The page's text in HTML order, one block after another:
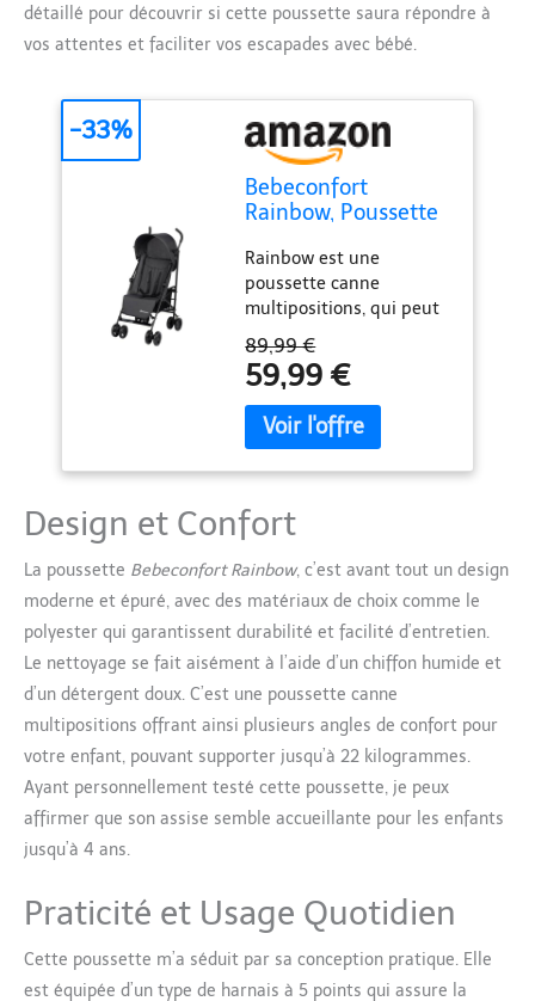
détaillé pour découvrir si cette poussette saura répondre à
vos attentes et faciliter vos escapades avec bébé.
Bebeconfort
Rainbow, Poussette
Multipositions,
Poussette compacte
et Légère, de 6 mois
à 4 ans, jusqu'à 22
kg, Mineral Graphite
(gris)
Rainbow est une
poussette canne
multipositions, qui peut
être utilisée de 6 mois à
4 ans et demi environ (22
kg) Cette poussette
canne assure un grand
confort à votre enfant
inclinable multipositions
et son repose-jambes
réglable Poussette bébé
disposant d'un pliage
ultra simple et rapide
Poussette canne bébé
ultra compacte
(L105xl27xH19 cm une
fois pliée), son système
de verrouillage
automatique permet de
la ranger dans les
emplacements les plus
étroits Pesant seulement
Bebeconfort est ultra
légere et idéale pour se
déplacer
89,99 €
59,99 €
-33%
Design et Confort
La poussette Bebeconfort Rainbow, c’est avant tout un design
moderne et épuré, avec des matériaux de choix comme le
polyester qui garantissent durabilité et facilité d’entretien.
Le nettoyage se fait aisément à l’aide d’un chiffon humide et
d’un détergent doux. C’est une poussette canne
multipositions offrant ainsi plusieurs angles de confort pour
votre enfant, pouvant supporter jusqu’à 22 kilogrammes.
Ayant personnellement testé cette poussette, je peux
affirmer que son assise semble accueillante pour les enfants
jusqu’à 4 ans.
Praticité et Usage Quotidien
Cette poussette m’a séduit par sa conception pratique. Elle
est équipée d’un type de harnais à 5 points qui assure la